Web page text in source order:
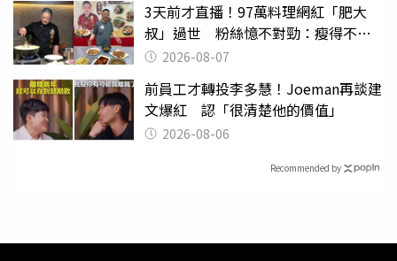
3天前才直播！97萬料理網紅「肥大
叔」過世 粉絲憶不對勁：瘦得不合
理 2026-08-07
前員工才轉投李多慧！Joeman再談建
文爆紅 認「很清楚他的價值」
2026-08-06
Recommended by